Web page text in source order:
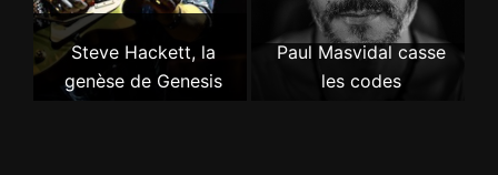
Steve Hackett, la
genèse de Genesis
Paul Masvidal casse
les codes